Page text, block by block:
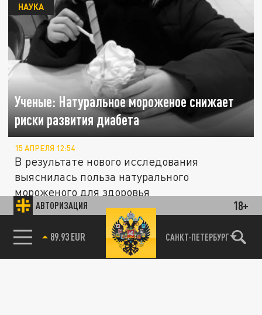
АВТОРИЗАЦИЯ 18+
85.64 BRENT САНКТ-ПЕТЕРБУРГ
Ученые: Натуральное мороженое снижает
риски развития диабета
НАУКА
15 АПРЕЛЯ 12:54
В результате нового исследования
выяснилась польза натурального
мороженого для здоровья
ЭКОНОМИКА